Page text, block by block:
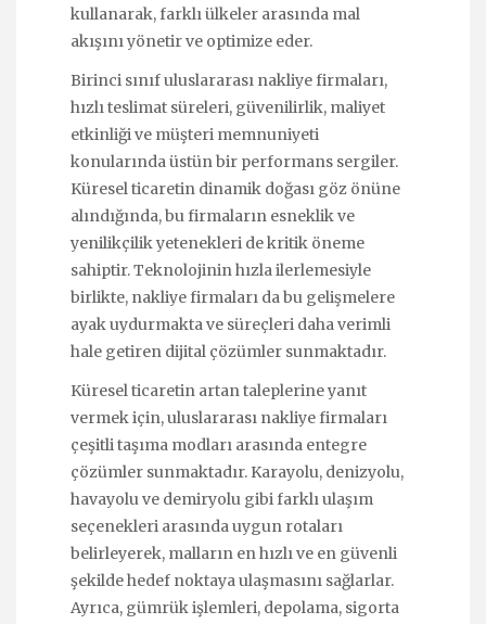
kullanarak, farklı ülkeler arasında mal
akışını yönetir ve optimize eder.
Birinci sınıf uluslararası nakliye firmaları,
hızlı teslimat süreleri, güvenilirlik, maliyet
etkinliği ve müşteri memnuniyeti
konularında üstün bir performans sergiler.
Küresel ticaretin dinamik doğası göz önüne
alındığında, bu firmaların esneklik ve
yenilikçilik yetenekleri de kritik öneme
sahiptir. Teknolojinin hızla ilerlemesiyle
birlikte, nakliye firmaları da bu gelişmelere
ayak uydurmakta ve süreçleri daha verimli
hale getiren dijital çözümler sunmaktadır.
Küresel ticaretin artan taleplerine yanıt
vermek için, uluslararası nakliye firmaları
çeşitli taşıma modları arasında entegre
çözümler sunmaktadır. Karayolu, denizyolu,
havayolu ve demiryolu gibi farklı ulaşım
seçenekleri arasında uygun rotaları
belirleyerek, malların en hızlı ve en güvenli
şekilde hedef noktaya ulaşmasını sağlarlar.
Ayrıca, gümrük işlemleri, depolama, sigorta